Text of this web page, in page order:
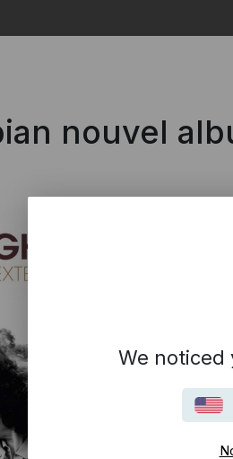
We noticed
nouvel